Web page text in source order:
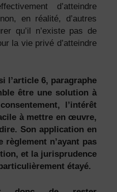
d’atteindre
en réalité, d’autres
qu’il n’existe pas de
la vie privé d’atteindre
l’article 6, paragraphe
être une solution à
l’intérêt
à mettre en œuvre,
Son application en
n’ayant pas
et la jurisprudence
étayé.